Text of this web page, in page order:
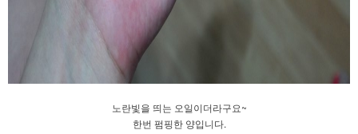
노란빛을 띄는 오일이더라구요~
한번 펌핑한 양입니다.